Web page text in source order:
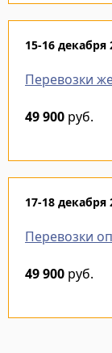
15-16 декабря
Перевозки
49 900 руб.
17-18 декабря
Перевозки
49 900 руб.